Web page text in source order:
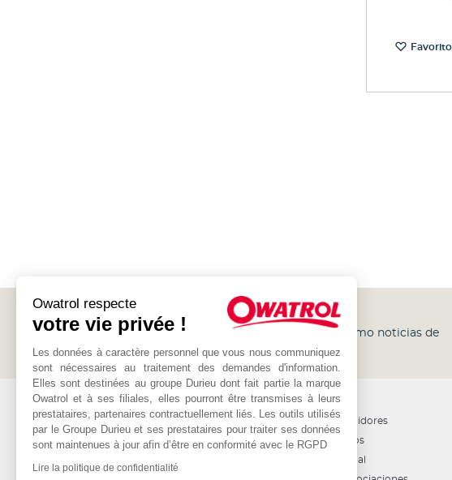
Owatrol respecte
votre vie privée !
Les données à caractère personnel que vous nous communiquez
sont nécessaires au traitement des demandes d'information.
Elles sont destinées au groupe Durieu dont fait partie la marque
Owatrol et à ses filiales, elles pourront être transmises à leurs
prestataires, partenaires contractuellement liés. Les outils utilisés
par le Groupe Durieu et ses prestataires pour traiter ses données
sont maintenues à jour afin d’être en conformité avec le RGPD
Lire la politique de confidentialité
Suscríbete a nuestroboletín
y recibe tanto promociones como noticias de
OWATROL
Productos
Proyectos
OTROS
Los distribuidores
Contáctenos
Internacional